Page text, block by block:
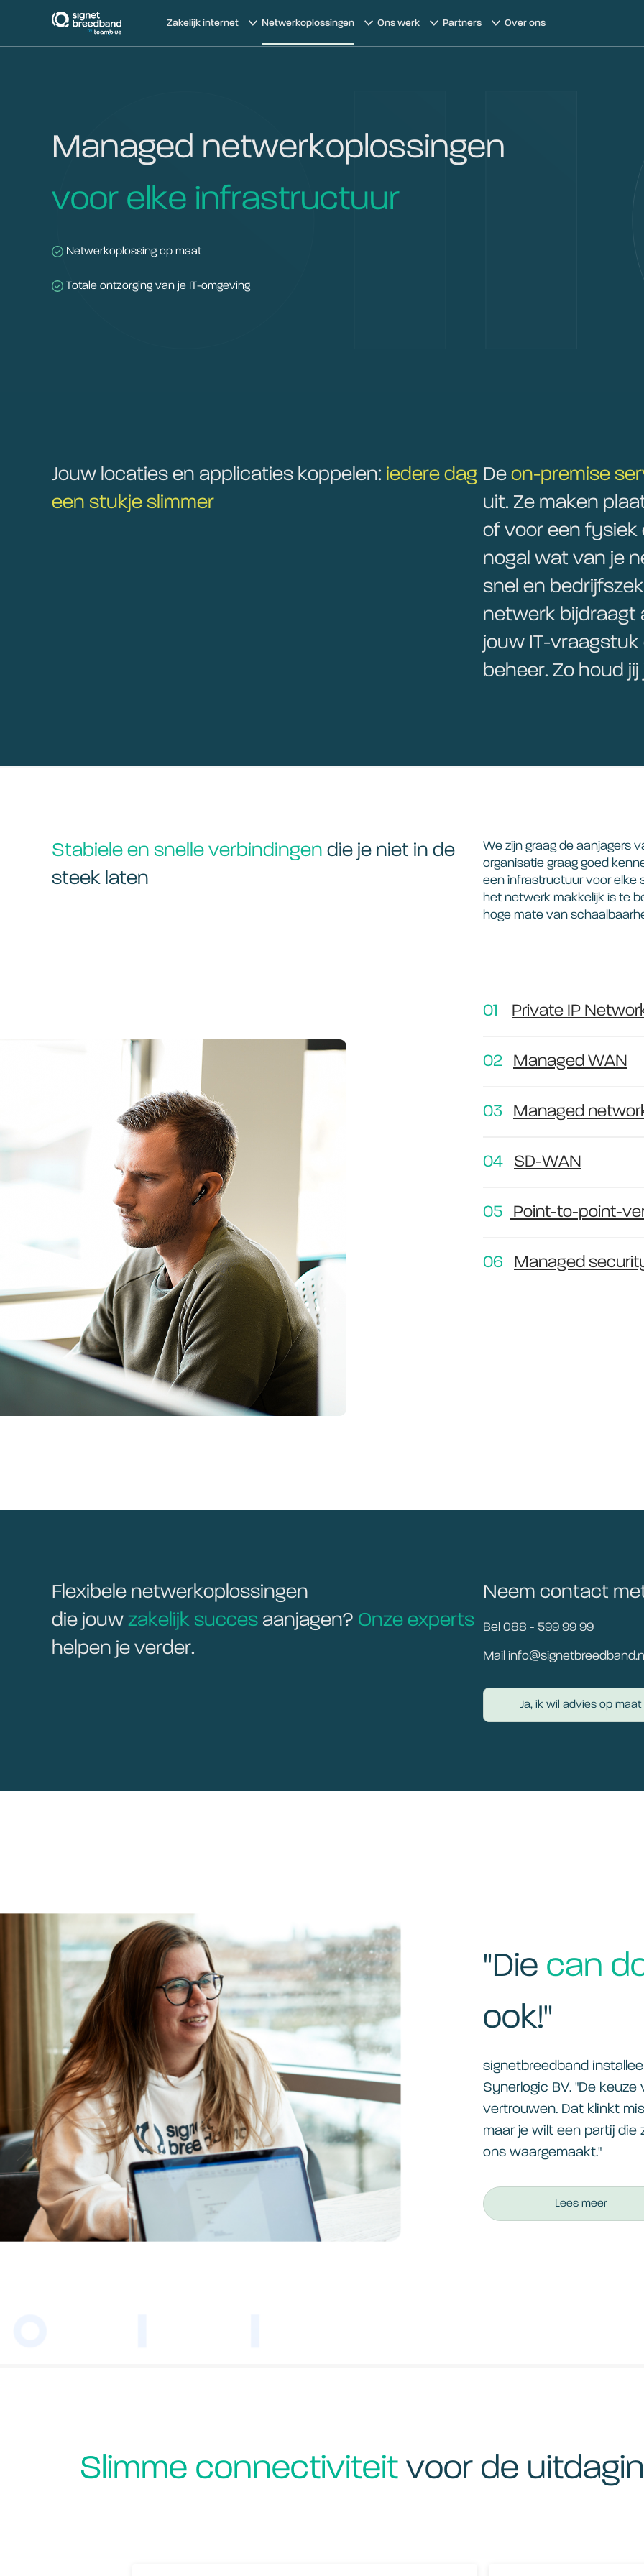
Zakelijk internet Netwerkoplossingen Ons werk Partners Over ons
Managed netwerkoplossingen
voor elke infrastructuur
Netwerkoplossing op maat
Totale ontzorging van je IT-omgeving
Jouw locaties en applicaties koppelen: iedere dag
een stukje slimmer
De on-premise
uit. Ze maken
of voor een
nogal wat van je
snel en
netwerk bijdraagt
jouw IT-
beheer. Zo houd
Stabiele en snelle verbindingen die je niet in de
steek laten
We zijn graag de aanjagers
organisatie graag goed
een infrastructuur voor elke
het netwerk makkelijk is te
hoge mate van
01 Private IP
02 Managed WAN
03 Managed
04 SD-WAN
05 Point-to-point-
06 Managed
Flexibele netwerkoplossingen
die jouw zakelijk succes aanjagen? Onze experts
helpen je verder.
Neem contact
Bel 088 - 599 99 99
Mail
Ja, ik wil advies op maat
"Die can
ook!"
signetbreedband
Synerlogic BV. "De
vertrouwen. Dat klinkt
maar je wilt een partij die
ons waargemaakt."
Lees meer
Slimme connectiviteitvoor de